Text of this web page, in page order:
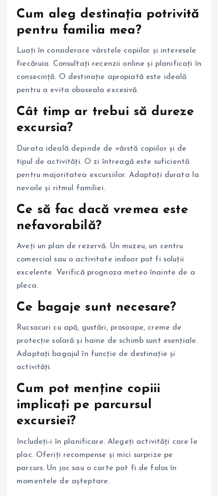
Cum aleg destinația potrivită
pentru familia mea?
Luați în considerare vârstele copiilor și interesele
fiecăruia. Consultați recenzii online și planificați în
consecință. O destinație apropiată este ideală
pentru a evita oboseala excesivă.
Cât timp ar trebui să dureze
excursia?
Durata ideală depinde de vârstă copiilor și de
tipul de activități. O zi întreagă este suficientă
pentru majoritatea excursiilor. Adaptați durata la
nevoile și ritmul familiei.
Ce să fac dacă vremea este
nefavorabilă?
Aveți un plan de rezervă. Un muzeu, un centru
comercial sau o activitate indoor pot fi soluții
excelente. Verifică prognoza meteo înainte de a
pleca.
Ce bagaje sunt necesare?
Rucsacuri cu apă, gustări, prosoape, creme de
protecție solară și haine de schimb sunt esențiale.
Adaptați bagajul în funcție de destinație și
activități.
Cum pot menține copiii
implicați pe parcursul
excursiei?
Includeți-i în planificare. Alegeți activități care le
plac. Oferiți recompense și mici surprize pe
parcurs. Un joc sau o carte pot fi de folos în
momentele de așteptare.